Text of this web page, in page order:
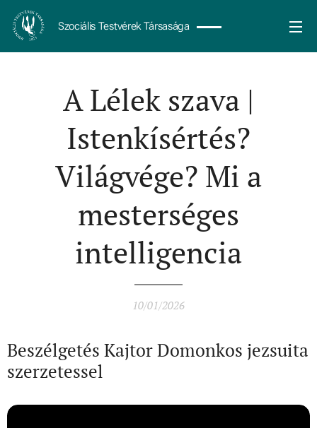
Szociális Testvérek Társasága
A Lélek szava |
Istenkísértés?
Világvége? Mi a
mesterséges
intelligencia
10/01/2026
Beszélgetés Kajtor Domonkos jezsuita
szerzetessel